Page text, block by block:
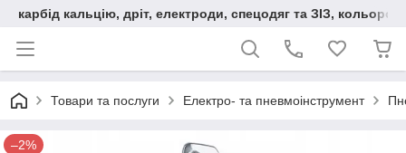
карбід кальцію, дріт, електроди, спецодяг та ЗІЗ,
Товари та послуги Електро- та пневмоінструмент
–2%